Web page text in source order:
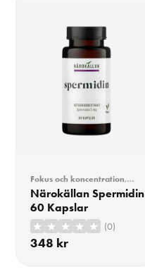
Fokus och koncentration,
Närokällan
Närokällan Spermidin
60 Kapslar
(0)
348 kr